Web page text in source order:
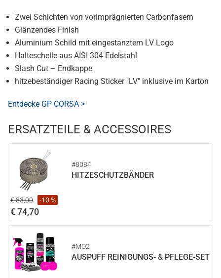
Zwei Schichten von vorimprägnierten Carbonfasern
Glänzendes Finish
Aluminium Schild mit eingestanztem LV Logo
Halteschelle aus AISI 304 Edelstahl
Slash Cut – Endkappe
hitzebeständiger Racing Sticker "LV" inklusive im Karton
Entdecke GP CORSA >
ERSATZTEILE & ACCESSOIRES
#8084
HITZESCHUTZBÄNDER
€ 83,00 -10 %
€ 74,70
#MO2
AUSPUFF REINIGUNGS- & PFLEGE-SET